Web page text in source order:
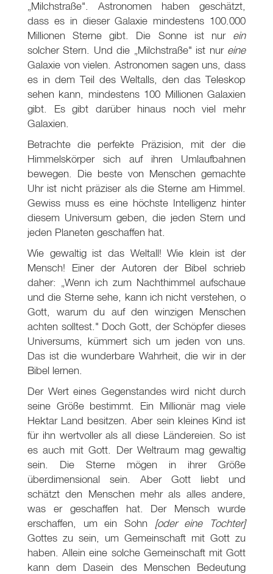
„Milchstraße". Astronomen haben geschätzt,
dass es in dieser Galaxie mindestens 100.000
Millionen Sterne gibt. Die Sonne ist nur ein
solcher Stern. Und die „Milchstraße" ist nur eine
Galaxie von vielen. Astronomen sagen uns, dass
es in dem Teil des Weltalls, den das Teleskop
sehen kann, mindestens 100 Millionen Galaxien
gibt. Es gibt darüber hinaus noch viel mehr
Galaxien.
Betrachte die perfekte Präzision, mit der die
Himmelskörper sich auf ihren Umlaufbahnen
bewegen. Die beste von Menschen gemachte
Uhr ist nicht präziser als die Sterne am Himmel.
Gewiss muss es eine höchste Intelligenz hinter
diesem Universum geben, die jeden Stern und
jeden Planeten geschaffen hat.
Wie gewaltig ist das Weltall! Wie klein ist der
Mensch! Einer der Autoren der Bibel schrieb
daher: „Wenn ich zum Nachthimmel aufschaue
und die Sterne sehe, kann ich nicht verstehen, o
Gott, warum du auf den winzigen Menschen
achten solltest." Doch Gott, der Schöpfer dieses
Universums, kümmert sich um jeden von uns.
Das ist die wunderbare Wahrheit, die wir in der
Bibel lernen.
Der Wert eines Gegenstandes wird nicht durch
seine Größe bestimmt. Ein Millionär mag viele
Hektar Land besitzen. Aber sein kleines Kind ist
für ihn wertvoller als all diese Ländereien. So ist
es auch mit Gott. Der Weltraum mag gewaltig
sein. Die Sterne mögen in ihrer Größe
überdimensional sein. Aber Gott liebt und
schätzt den Menschen mehr als alles andere,
was er geschaffen hat. Der Mensch wurde
erschaffen, um ein Sohn [oder eine Tochter]
Gottes zu sein, um Gemeinschaft mit Gott zu
haben. Allein eine solche Gemeinschaft mit Gott
kann dem Dasein des Menschen Bedeutung